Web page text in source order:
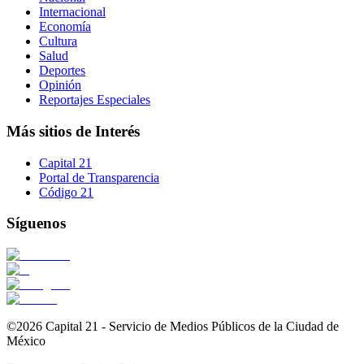
Internacional
Economía
Cultura
Salud
Deportes
Opinión
Reportajes Especiales
Más sitios de Interés
Capital 21
Portal de Transparencia
Código 21
Síguenos
©2026 Capital 21 - Servicio de Medios Públicos de la Ciudad de
México